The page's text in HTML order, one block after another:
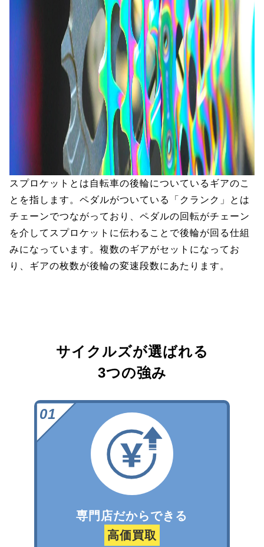
スプロケットとは自転車の後輪についているギアのこ
とを指します。ペダルがついている「クランク」とは
チェーンでつながっており、ペダルの回転がチェーン
を介してスプロケットに伝わることで後輪が回る仕組
みになっています。複数のギアがセットになってお
り、ギアの枚数が後輪の変速段数にあたります。
サイクルズが選ばれる
3つの強み
専門店だからできる
高価買取